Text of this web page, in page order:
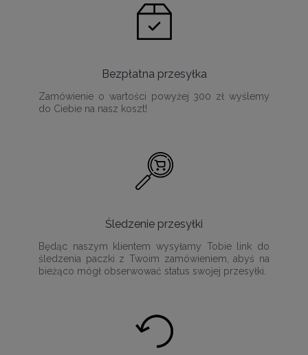
Bezpłatna przesyłka
Zamówienie o wartości powyżej 300 zł wyślemy
do Ciebie na nasz koszt!
Śledzenie przesyłki
Będąc naszym klientem wysyłamy Tobie link do
śledzenia paczki z Twoim zamówieniem, abyś na
bieżąco mógł obserwować status swojej przesyłki.